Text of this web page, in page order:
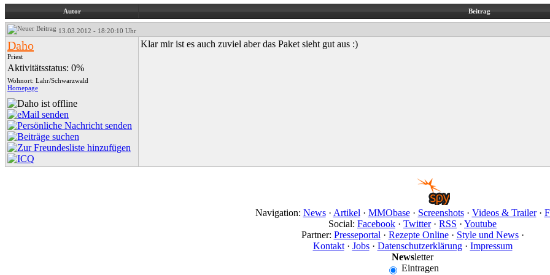
Autor Beitrag
13.03.2012 - 18:20:10 Uhr
Daho
Priest
Aktivitätsstatus: 0%
Wohnort: Lahr/Schwarzwald
Homepage
Klar mir ist es auch zuviel aber das Paket sieht gut aus :)
Navigation: News· Artikel· MMObase· Screenshots· Videos & Trailer·
Social: Facebook · Twitter· RSS · Youtube
Partner: Presseportal· Rezepte Online· Style und News·
Kontakt· Jobs· Datenschutzerklärung· Impressum
Newsletter
Eintragen